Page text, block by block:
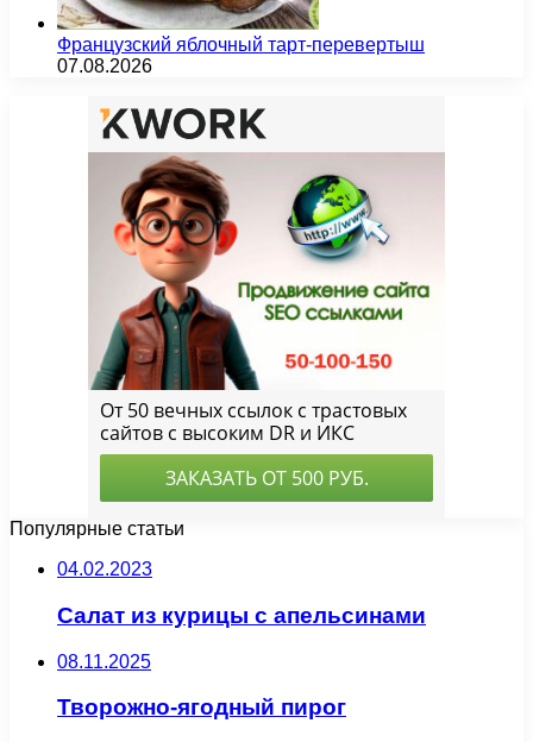
Французский яблочный тарт-перевертыш
07.08.2026
Популярные статьи
04.02.2023
Салат из курицы с апельсинами
08.11.2025
Творожно-ягодный пирог